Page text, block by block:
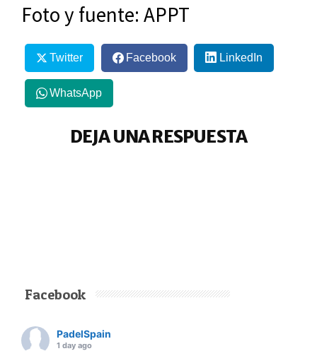
Foto y fuente: APPT
Twitter Facebook LinkedIn
WhatsApp
DEJA UNA RESPUESTA
Facebook
PadelSpain
1 day ago